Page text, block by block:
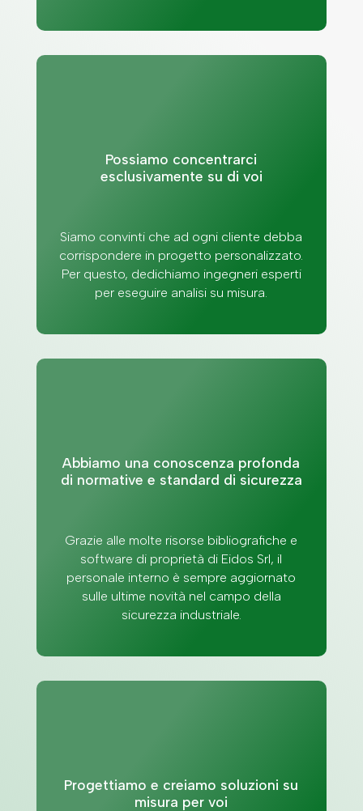
Possiamo concentrarci
esclusivamente su di voi
Siamo convinti che ad ogni cliente debba
corrispondere in progetto personalizzato.
Per questo, dedichiamo ingegneri esperti
per eseguire analisi su misura.
Abbiamo una conoscenza profonda
di normative e standard di sicurezza
Grazie alle molte risorse bibliografiche e
software di proprietà di Eidos Srl, il
personale interno è sempre aggiornato
sulle ultime novità nel campo della
sicurezza industriale.
Progettiamo e creiamo soluzioni su
misura per voi